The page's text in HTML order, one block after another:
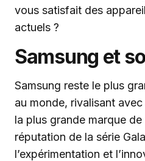
vous satisfait des
actuels ?
Samsung et
Samsung reste le plus
au monde, rivalisant
la plus grande marque
réputation de la série
l’expérimentation et